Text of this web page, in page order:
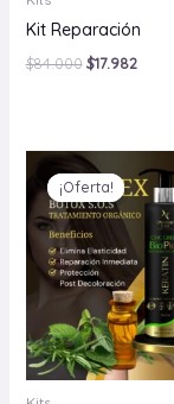
Kit Reparación
$84.000 $17.982
¡Oferta!
¡Oferta!
El
precio
original
era:
$157.980.
es: